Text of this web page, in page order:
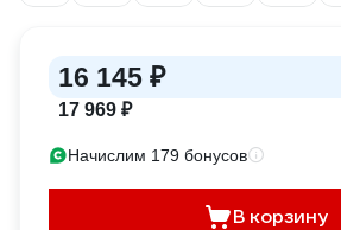
16 145 ₽
17 969 ₽
Начислим 179 бонусов
В корзину